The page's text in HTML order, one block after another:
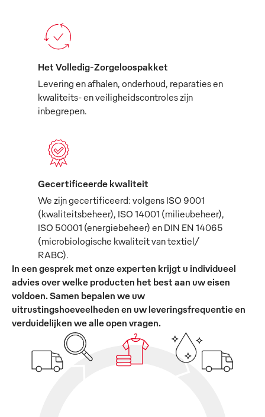
Het Volledig-Zorgeloospakket
Levering en afhalen, onderhoud, reparaties en
kwaliteits- en veiligheidscontroles zijn
inbegrepen.
Gecertificeerde kwaliteit
We zijn gecertificeerd: volgens ISO 9001
(kwaliteitsbeheer), ISO 14001 (milieubeheer),
ISO 50001 (energiebeheer) en DIN EN 14065
(microbiologische kwaliteit van textiel/
RABC).
In een gesprek met onze experten krijgt u individueel
advies over welke producten het best aan uw eisen
voldoen. Samen bepalen we uw
uitrustingshoeveelheden en uw leveringsfrequentie en
verduidelijken we alle open vragen.